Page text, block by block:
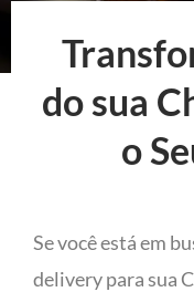
do sua
o
Se você está em
delivery para sua